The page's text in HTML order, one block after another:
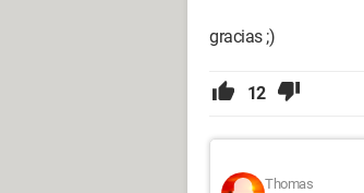
gracias ;)
12
Thomas